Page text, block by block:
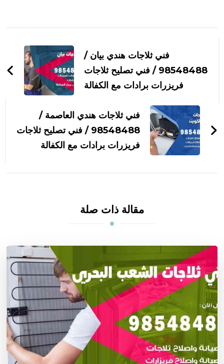
التدوينات
فني ثلاجات هندي بيان /
98548488 / فني تصليح ثلاجات
فريزرات برادات مع الكفالة
فني ثلاجات هندي العاصمة /
98548488 / فني تصليح ثلاجات
فريزرات برادات مع الكفالة
مقالة ذات صلة